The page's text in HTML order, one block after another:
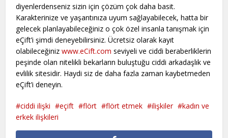
diyenlerdenseniz sizin için çözüm çok daha basit.
Karakterinize ve yaşantınıza uyum sağlayabilecek, hatta bir
gelecek planlayabileceğiniz o çok özel insanla tanışmak için
eÇift’i şimdi deneyebilirsiniz. Ücretsiz olarak kayıt
olabileceğinizwww.eCift.com seviyeli ve ciddi beraberliklerin
peşinde olan nitelikli bekarların buluştuğu ciddi arkadaşlık ve
evlilik sitesidir. Haydi siz de daha fazla zaman kaybetmeden
eÇift’i deneyin.
ciddi ilişki eçift flört flört etmek ilişkiler
kadın ve
erkek ilişkileri